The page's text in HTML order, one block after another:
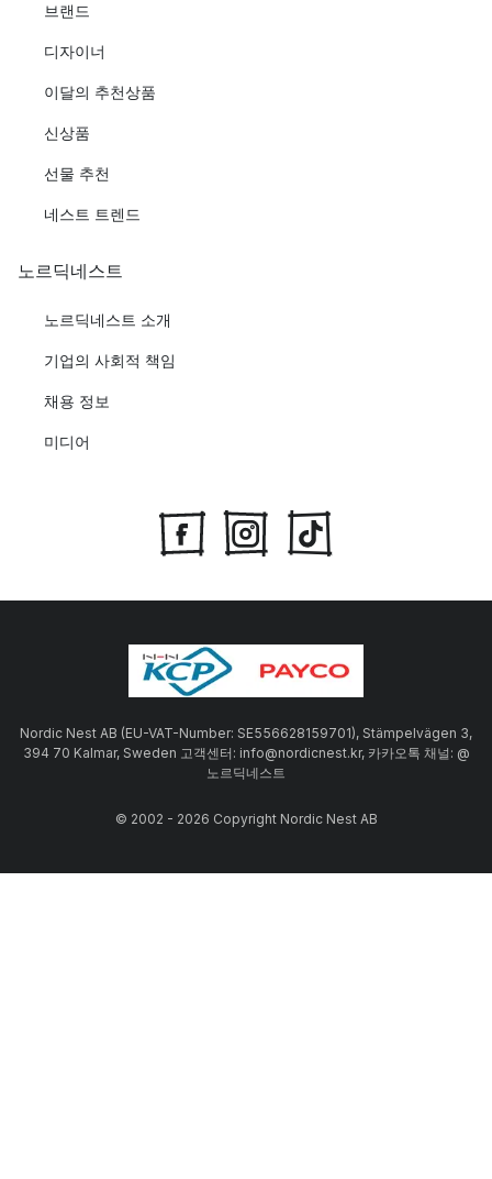
브랜드
디자이너
이달의 추천상품
신상품
선물 추천
네스트 트렌드
노르딕네스트
노르딕네스트 소개
기업의 사회적 책임
채용 정보
미디어
Nordic Nest AB (EU-VAT-Number: SE556628159701), Stämpelvägen 3,
394 70 Kalmar, Sweden 고객센터: info@nordicnest.kr, 카카오톡 채널: @
노르딕네스트
© 2002 - 2026 Copyright Nordic Nest AB